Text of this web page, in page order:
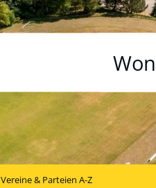
Vereine & Parteien A-Z